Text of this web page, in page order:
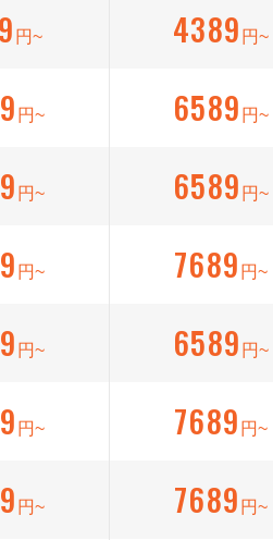
円~ 4389 円~
円~ 6589 円~
円~ 6589 円~
円~ 7689 円~
円~ 6589 円~
円~ 7689 円~
円~ 7689 円~